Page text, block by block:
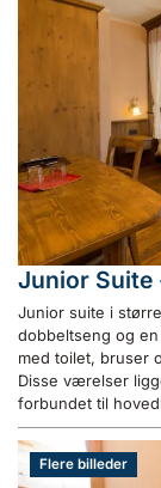
Junior Suite
Junior suite i
dobbeltseng og
med toilet, bruser
Disse værelser
forbundet til
Flere billeder